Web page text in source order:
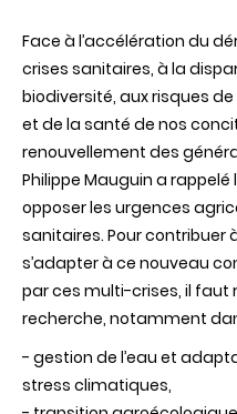
Face à l’accélération du
crises sanitaires, à la
biodiversité, aux risques
et de la santé de nos
renouvellement des
Philippe Mauguin a
opposer les urgences
sanitaires. Pour contribuer
s’adapter à ce nouveau
par ces multi-crises, il faut
recherche, notamment
- gestion de l’eau et
stress climatiques,